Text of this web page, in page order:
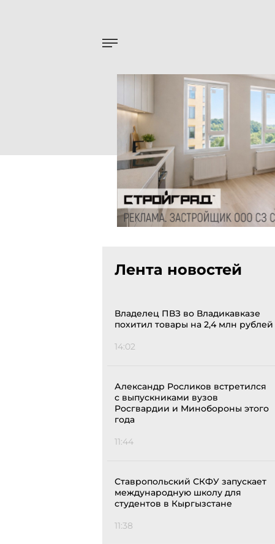
Лента новостей
Владелец ПВЗ во Владикавказе
похитил товары на 2,4 млн рублей
14:02
Александр Росликов встретился
с выпускниками вузов
Росгвардии и Минобороны этого
года
11:44
Ставропольский СКФУ запускает
международную школу для
студентов в Кыргызстане
11:38